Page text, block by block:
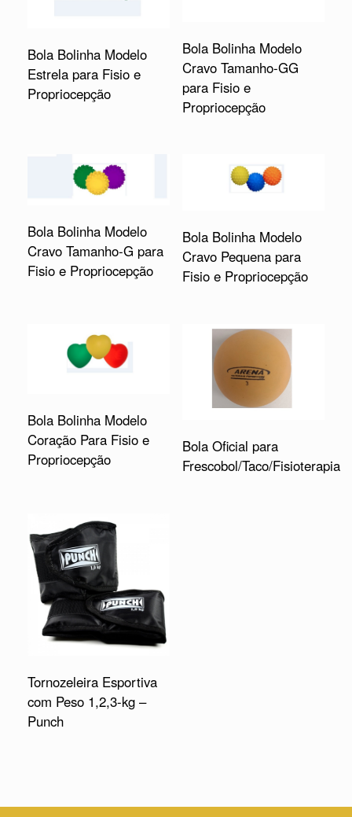
Bola Bolinha Modelo
Estrela para Fisio e
Propriocepção
Bola Bolinha Modelo
Cravo Tamanho-GG
para Fisio e
Propriocepção
Bola Bolinha Modelo
Cravo Tamanho-G para
Fisio e Propriocepção
Bola Bolinha Modelo
Cravo Pequena para
Fisio e Propriocepção
Bola Bolinha Modelo
Coração Para Fisio e
Propriocepção
Bola Oficial para
Frescobol/Taco/Fisioterapia
Tornozeleira Esportiva
com Peso 1,2,3-kg –
Punch